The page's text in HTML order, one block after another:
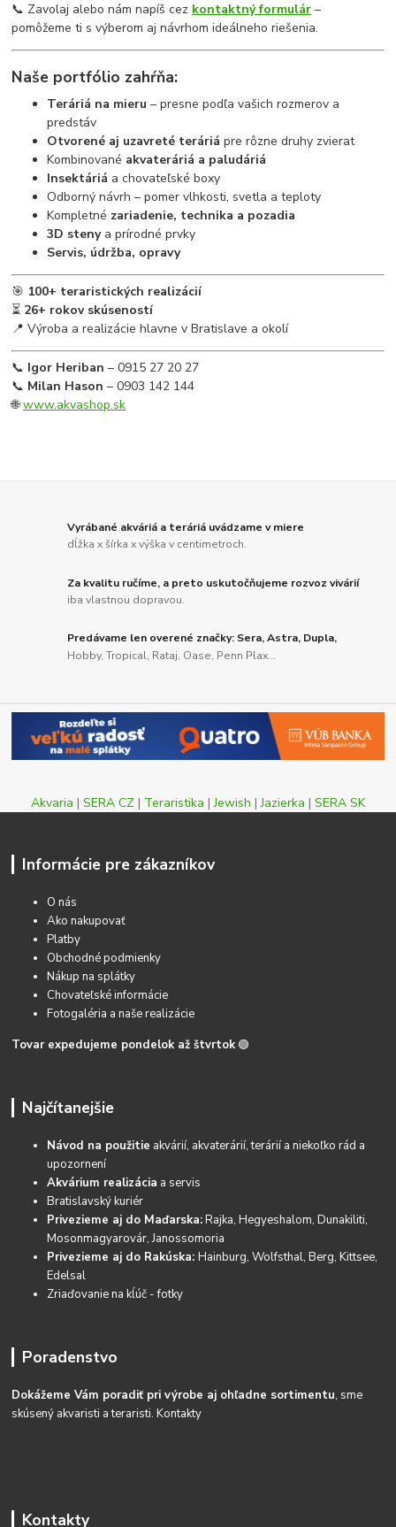
📞 Zavolaj alebo nám napíš cez kontaktný formulár –
pomôžeme ti s výberom aj návrhom ideálneho riešenia.
Naše portfólio zahŕňa:
Teráriá na mieru – presne podľa vašich rozmerov a
predstáv
Otvorené aj uzavreté teráriá pre rôzne druhy zvierat
Kombinované akvateráriá a paludáriá
Insektáriá a chovateľské boxy
Odborný návrh – pomer vlhkosti, svetla a teploty
Kompletné zariadenie, technika a pozadia
3D stenya prírodné prvky
Servis, údržba, opravy
🎯 100+ teraristických realizácií
⏳ 26+ rokov skúseností
📍 Výroba a realizácie hlavne v Bratislave a okolí
📞 Igor Heriban – 0915 27 20 27
📞 Milan Hason – 0903 142 144
🌐www.akvashop.sk
Vyrábané akváriá a teráriá uvádzame v miere
dĺžka x šírka x výška v centimetroch.
Za kvalitu ručíme, a preto uskutočňujeme rozvoz vivárií
iba vlastnou dopravou.
Predávame len overené značky: Sera, Astra, Dupla,
Hobby, Tropical, Rataj, Oase, Penn Plax...
Akvaria | SERA CZ | Teraristika |Jewish |Jazierka | SERA SK
Informácie pre zákazníkov
O nás
Ako nakupovať
Platby
Obchodné podmienky
Nákup na splátky
Chovateľské informácie
Fotogaléria a naše realizácie
Tovar expedujeme pondelok až štvrtok 🟢
Najčítanejšie
Návod na použitie akvárií, akvaterárií, terárií a niekoľko rád a
upozornení
Akvárium realizácia a servis
Bratislavský kuriér
Privezieme aj do Maďarska:Rajka, Hegyeshalom, Dunakiliti,
Mosonmagyarovár, Janossomoria
Privezieme aj do Rakúska:Hainburg, Wolfsthal, Berg, Kittsee,
Edelsal
Zriaďovanie na kĺúč - fotky
Poradenstvo
Dokážeme Vám poradiť pri výrobe aj ohľadne sortimentu, sme
skúsený akvaristi a teraristi.Kontakty
Kontakty